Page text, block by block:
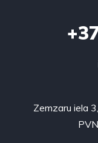
Zemzaru iela